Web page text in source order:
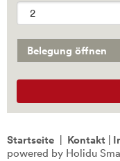
Belegung öffnen
Startseite Kontakt
powered by Holidu